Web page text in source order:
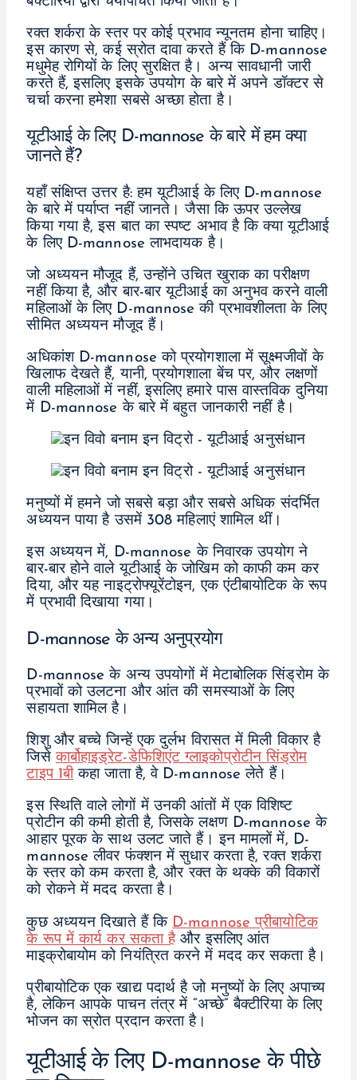
रक्त शर्करा के स्तर पर कोई प्रभाव न्यूनतम होना चाहिए।
इस कारण से, कई स्रोत दावा करते हैं कि D-mannose
मधुमेह रोगियों के लिए सुरक्षित है। अन्य सावधानी जारी
करते हैं, इसलिए इसके उपयोग के बारे में अपने डॉक्टर से
चर्चा करना हमेशा सबसे अच्छा होता है।
यूटीआई के लिए D-mannose के बारे में हम क्या
जानते हैं?
यहाँ संक्षिप्त उत्तर है: हम यूटीआई के लिए D-mannose
के बारे में पर्याप्त नहीं जानते। जैसा कि ऊपर उल्लेख
किया गया है, इस बात का स्पष्ट अभाव है कि क्या यूटीआई
के लिए D-mannose लाभदायक है।
जो अध्ययन मौजूद हैं, उन्होंने उचित खुराक का परीक्षण
नहीं किया है, और बार-बार यूटीआई का अनुभव करने वाली
महिलाओं के लिए D-mannose की प्रभावशीलता के लिए
सीमित अध्ययन मौजूद हैं।
अधिकांश D-mannose को प्रयोगशाला में सूक्ष्मजीवों के
खिलाफ देखते हैं, यानी, प्रयोगशाला बेंच पर, और लक्षणों
वाली महिलाओं में नहीं, इसलिए हमारे पास वास्तविक दुनिया
में D-mannose के बारे में बहुत जानकारी नहीं है।
मनुष्यों में हमने जो सबसे बड़ा और सबसे अधिक संदर्भित
अध्ययन पाया है उसमें 308 महिलाएं शामिल थीं।
इस अध्ययन में, D-mannose के निवारक उपयोग ने
बार-बार होने वाले यूटीआई के जोखिम को काफी कम कर
दिया, और यह नाइट्रोफ्यूरेंटोइन, एक एंटीबायोटिक के रूप
में प्रभावी दिखाया गया।
D-mannose के अन्य अनुप्रयोग
D-mannose के अन्य उपयोगों में मेटाबोलिक सिंड्रोम के
प्रभावों को उलटना और आंत की समस्याओं के लिए
सहायता शामिल है।
शिशु और बच्चे जिन्हें एक दुर्लभ विरासत में मिली विकार है
जिसेकार्बोहाइड्रेट-डेफिशिएंट ग्लाइकोप्रोटीन सिंड्रोम
टाइप 1बीकहा जाता है, वे D-mannose लेते हैं।
इस स्थिति वाले लोगों में उनकी आंतों में एक विशिष्ट
प्रोटीन की कमी होती है, जिसके लक्षण D-mannose के
आहार पूरक के साथ उलट जाते हैं। इन मामलों में, D-
mannose लीवर फंक्शन में सुधार करता है, रक्त शर्करा
के स्तर को कम करता है, और रक्त के थक्के की विकारों
को रोकने में मदद करता है।
कुछ अध्ययन दिखाते हैं कि D-mannose प्रीबायोटिक
के रूप में कार्य कर सकता हैऔर इसलिए आंत
माइक्रोबायोम को नियंत्रित करने में मदद कर सकता है।
प्रीबायोटिक एक खाद्य पदार्थ है जो मनुष्यों के लिए अपाच्य
है, लेकिन आपके पाचन तंत्र में “अच्छे” बैक्टीरिया के लिए
भोजन का स्रोत प्रदान करता है।
यूटीआई के लिए D-mannose के पीछे